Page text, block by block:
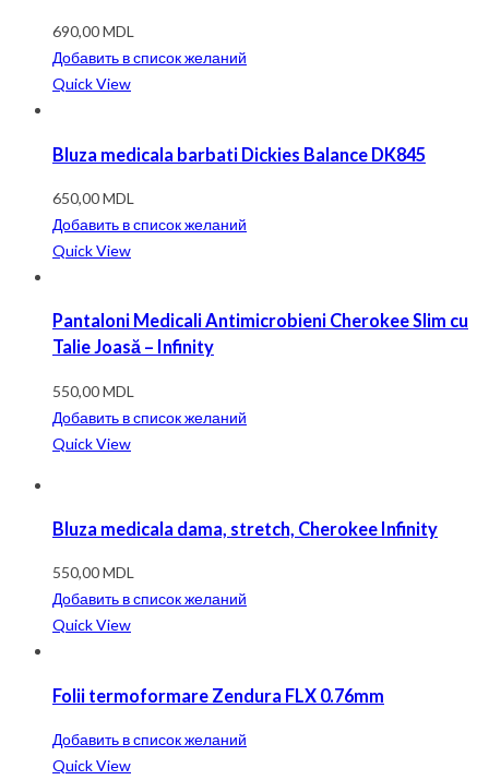
690,00MDL
Добавить в список желаний
Quick View
Bluza medicala barbati Dickies Balance DK845
650,00MDL
Добавить в список желаний
Quick View
Pantaloni Medicali Antimicrobieni Cherokee Slim cu
Talie Joasă – Infinity
550,00MDL
Добавить в список желаний
Quick View
Bluza medicala dama, stretch, Cherokee Infinity
550,00MDL
Добавить в список желаний
Quick View
Folii termoformare Zendura FLX 0.76mm
Добавить в список желаний
Quick View